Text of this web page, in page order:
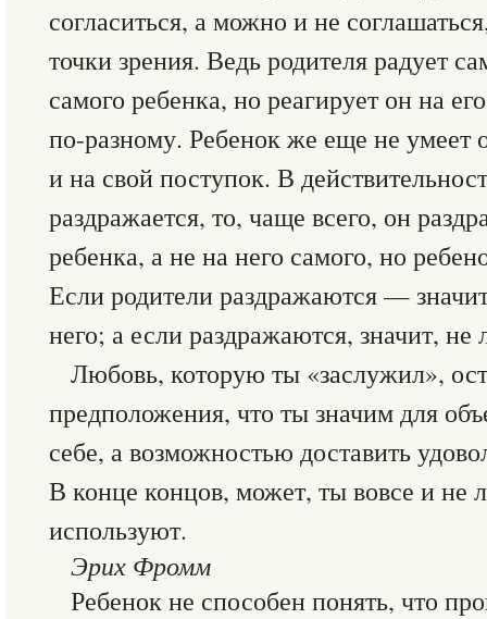
согласиться, а можно и не
точки зрения. Ведь родителя радует
самого ребенка, но реагирует он на
по-разному. Ребенок же еще не умеет
и на свой поступок. В
раздражается, то, чаще всего, он
ребенка, а не на него самого, но
Если родители раздражаются —
него; а если раздражаются, значит, не
Любовь, которую ты «заслужил»,
предположения, что ты значим для
себе, а возможностью доставить
В конце концов, может, ты вовсе и не
используют.
Эрих Фромм
Ребенок не способен понять, что